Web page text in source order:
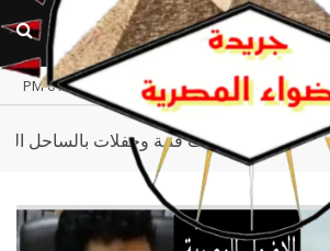
٢٠٢٦ أخر تحديث 01:12:52 PM
غيري" وتستعد لمفاجآت فنية وحفلات